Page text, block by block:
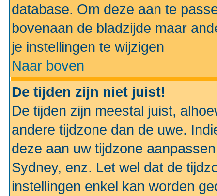
database. Om deze aan te
bovenaan de bladzijde maar
je instellingen te wijzigen
Naar boven
De tijden zijn niet juist!
De tijden zijn meestal juist,
andere tijdzone dan de uwe.
deze aan uw tijdzone
Sydney, enz. Let wel dat de
instellingen enkel kan worden